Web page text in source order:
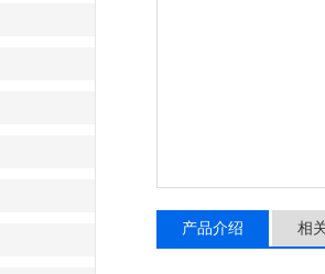
产品介绍 相